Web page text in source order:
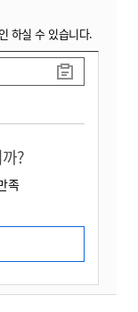
하실 수 있습니다.
?
족